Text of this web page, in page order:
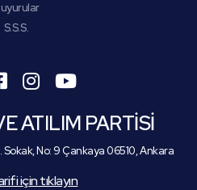
S.S.S.
ATILIM PARTİSİ
No: 9 Çankaya 06510, Ankara
için tıklayın